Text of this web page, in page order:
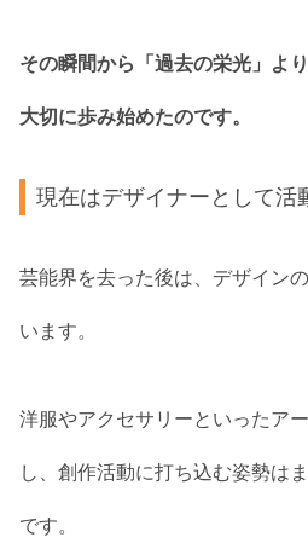
その瞬間から「過去の栄光」よ
大切に歩み始めたのです。
現在はデザイナーとして活
芸能界を去った後は、デザイン
います。
洋服やアクセサリーといったア
し、創作活動に打ち込む姿勢は
です。